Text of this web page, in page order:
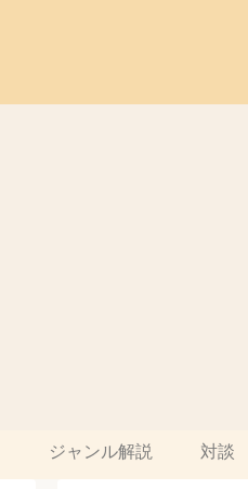
ジャンル解説 対談